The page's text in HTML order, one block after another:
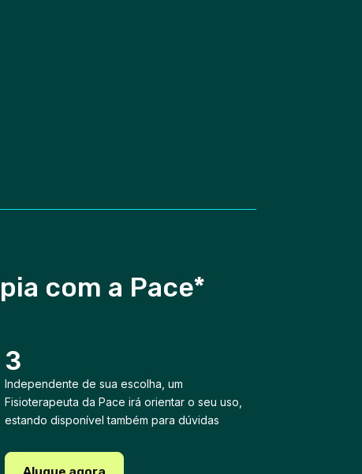
com a Pace*
3
Independente de sua escolha, um
Fisioterapeuta da Pace irá orientar o seu uso,
estando disponível também para dúvidas